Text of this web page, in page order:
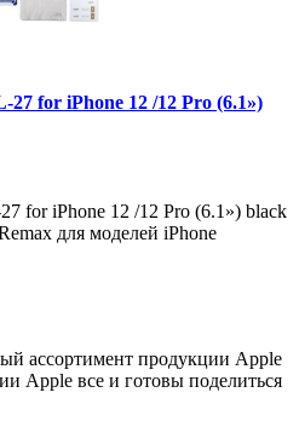
for iPhone 12 /12 Pro (6.1»)
for iPhone 12 /12 Pro (6.1») black
для моделей iPhone
ассортимент продукции Apple
Apple все и готовы поделиться